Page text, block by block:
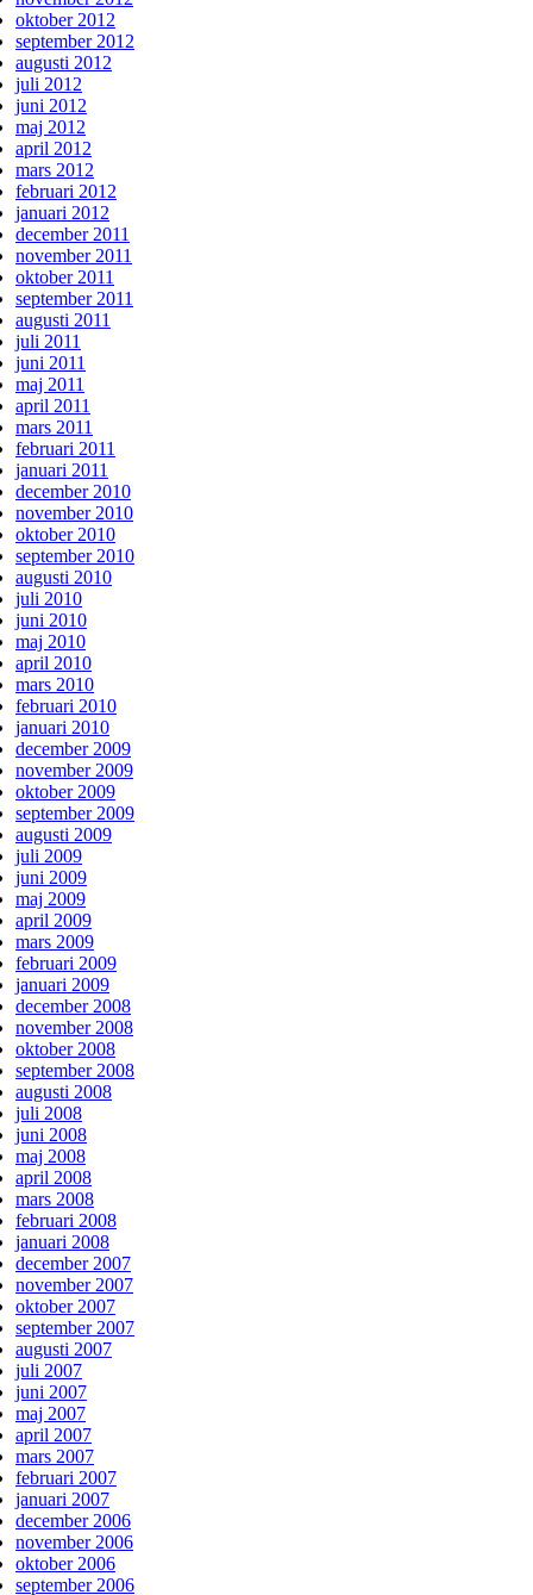
oktober 2012
september 2012
augusti 2012
juli 2012
juni 2012
maj 2012
april 2012
mars 2012
februari 2012
januari 2012
december 2011
november 2011
oktober 2011
september 2011
augusti 2011
juli 2011
juni 2011
maj 2011
april 2011
mars 2011
februari 2011
januari 2011
december 2010
november 2010
oktober 2010
september 2010
augusti 2010
juli 2010
juni 2010
maj 2010
april 2010
mars 2010
februari 2010
januari 2010
december 2009
november 2009
oktober 2009
september 2009
augusti 2009
juli 2009
juni 2009
maj 2009
april 2009
mars 2009
februari 2009
januari 2009
december 2008
november 2008
oktober 2008
september 2008
augusti 2008
juli 2008
juni 2008
maj 2008
april 2008
mars 2008
februari 2008
januari 2008
december 2007
november 2007
oktober 2007
september 2007
augusti 2007
juli 2007
juni 2007
maj 2007
april 2007
mars 2007
februari 2007
januari 2007
december 2006
november 2006
oktober 2006
september 2006